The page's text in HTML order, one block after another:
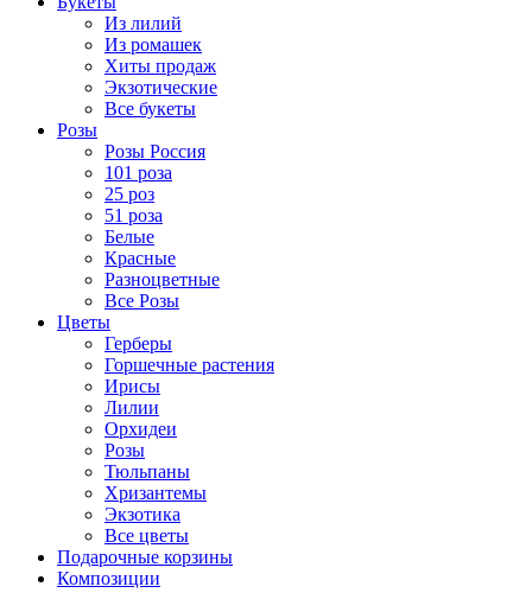
Из лилий
Из ромашек
Хиты продаж
Экзотические
Все букеты
Розы
Розы Россия
101 роза
25 роз
51 роза
Белые
Красные
Разноцветные
Все Розы
Цветы
Герберы
Горшечные растения
Ирисы
Лилии
Орхидеи
Розы
Тюльпаны
Хризантемы
Экзотика
Все цветы
Подарочные корзины
Композиции